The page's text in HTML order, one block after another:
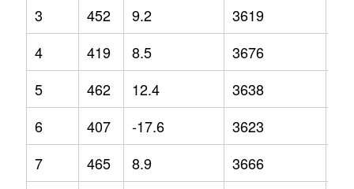
3
452 9.2 3619
4
419 8.5 3676
5
462 12.4 3638
6
407 -17.6 3623
7
465 8.9 3666